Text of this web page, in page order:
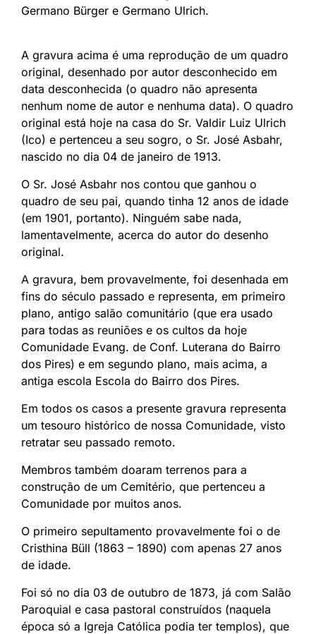
Germano Bürger e Germano Ulrich.
A gravura acima é uma reprodução de um quadro
original, desenhado por autor desconhecido em
data desconhecida (o quadro não apresenta
nenhum nome de autor e nenhuma data). O quadro
original está hoje na casa do Sr. Valdir Luiz Ulrich
(Ico) e pertenceu a seu sogro, o Sr. José Asbahr,
nascido no dia 04 de janeiro de 1913.
O Sr. José Asbahr nos contou que ganhou o
quadro de seu pai, quando tinha 12 anos de idade
(em 1901, portanto). Ninguém sabe nada,
lamentavelmente, acerca do autor do desenho
original.
A gravura, bem provavelmente, foi desenhada em
fins do século passado e representa, em primeiro
plano, antigo salão comunitário (que era usado
para todas as reuniões e os cultos da hoje
Comunidade Evang. de Conf. Luterana do Bairro
dos Pires) e em segundo plano, mais acima, a
antiga escola Escola do Bairro dos Pires.
Em todos os casos a presente gravura representa
um tesouro histórico de nossa Comunidade, visto
retratar seu passado remoto.
Membros também doaram terrenos para a
construção de um Cemitério, que pertenceu a
Comunidade por muitos anos.
O primeiro sepultamento provavelmente foi o de
Cristhina Büll (1863 – 1890) com apenas 27 anos
de idade.
Foi só no dia 03 de outubro de 1873, já com Salão
Paroquial e casa pastoral construídos (naquela
época só a Igreja Católica podia ter templos), que